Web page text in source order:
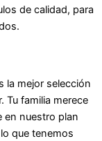
de calidad, para
la mejor selección
Tu familia merece
en nuestro plan
que tenemos